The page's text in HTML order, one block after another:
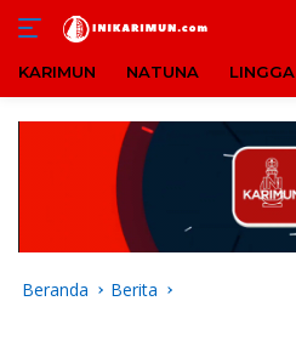
KARIMUN NATUNA LINGGA
Beranda Berita